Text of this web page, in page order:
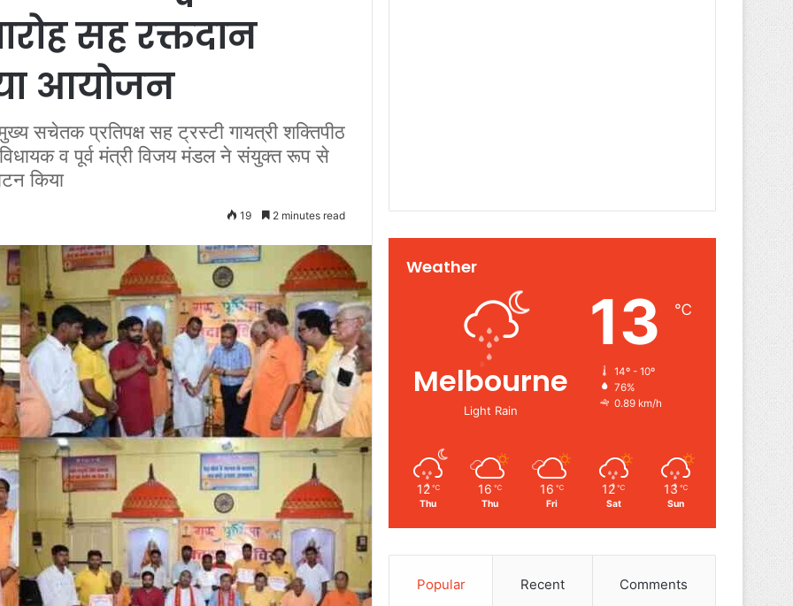
सह रक्तदान
आयोजन
सचेतक प्रतिपक्ष सह ट्रस्टी गायत्री शक्तिपीठ
व पूर्व मंत्री विजय मंडल ने संयुक्त रूप से
किया
19 2 minutes read
Weather
Melbourne
Light Rain
13 ℃
14º - 10º
76%
0.89 km/h
12 ℃
Thu
16 ℃
Thu
16 ℃
Fri
12 ℃
Sat
13 ℃
Sun
Popular Recent Comments